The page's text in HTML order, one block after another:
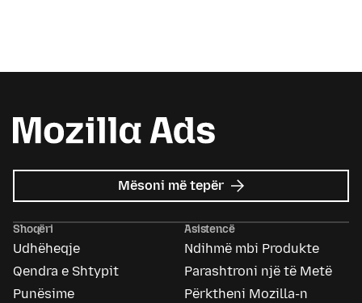
Mësoni më tepër mbi
Mozilla
Shoqëri
Udhëheqje
Qendra e Shtypit
Punësime
Asistencë
Ndihmë mbi Produkte
Parashtroni një të Metë
Përktheni Mozilla-n